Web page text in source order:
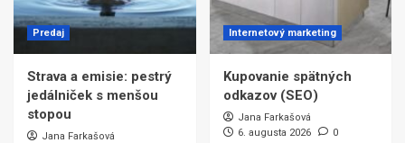
Predaj
Strava a emisie: pestrý
jedálniček s menšou
stopou
Jana Farkašová
Internetový marketing
Kupovanie spätných
odkazov (SEO)
Jana Farkašová
6. augusta 2026
0